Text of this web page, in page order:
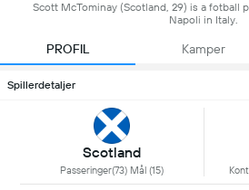
Scott McTominay (Scotland, 29) is a fotball
Napoli in Italy.
PROFIL Kamper
Spillerdetaljer
Scotland
Passeringer(73) Mål (15)